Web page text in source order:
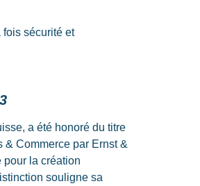
sécurité et
a été honoré du titre
Commerce par Ernst &
pour la création
souligne sa